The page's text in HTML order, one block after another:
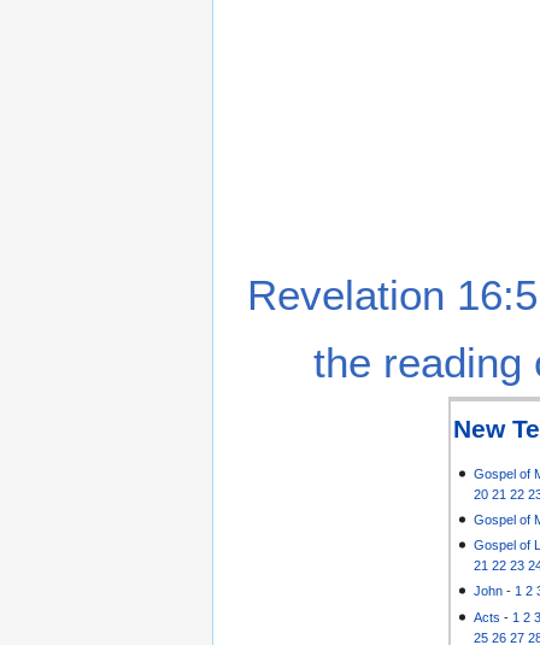
Revelation
the reading
New
Gospel of
20 21 22
Gospel of
Gospel of
21 22 23
John - 1 2
Acts - 1 2
25 26 27